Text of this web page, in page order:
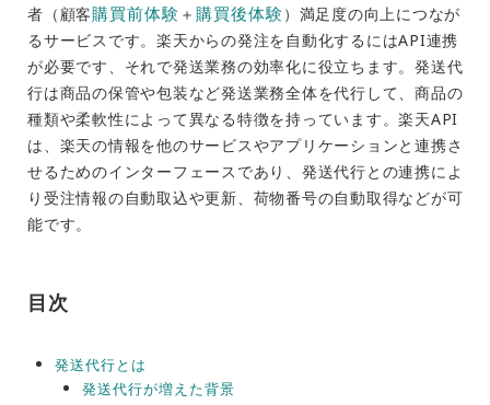
者（顧客購買前体験 ＋ 購買後体験 ）満足度の向上につなが
るサービスです。楽天からの発注を自動化するにはAPI連携
が必要です、それで発送業務の効率化に役立ちます。発送代
行は商品の保管や包装など発送業務全体を代行して、商品の
種類や柔軟性によって異なる特徴を持っています。楽天API
は、楽天の情報を他のサービスやアプリケーションと連携さ
せるためのインターフェースであり、発送代行との連携によ
り受注情報の自動取込や更新、荷物番号の自動取得などが可
能です。
目次
発送代行とは
発送代行が増えた背景